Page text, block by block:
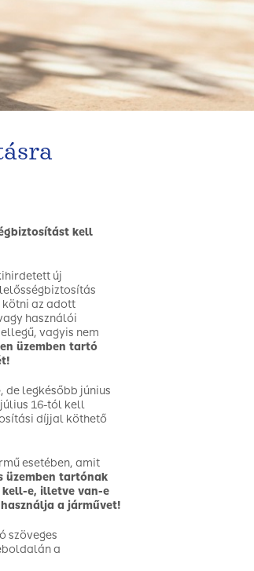
kell
új
kötni az adott
használói
vagyis nem
üzemben tartó
de legkésőbb június
16-tól kell
díjjal köthető
esetében, amit
üzemben tartónak
kell-e, illetve van-e
a járművet!
szöveges
a